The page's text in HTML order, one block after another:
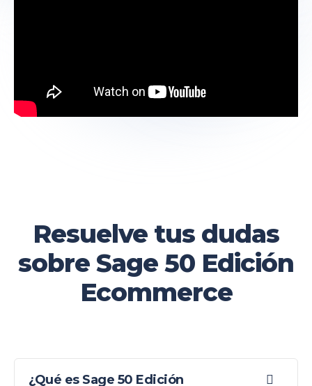
Resuelve tus dudas
sobre Sage 50 Edición
Ecommerce
¿Qué es Sage 50 Edición